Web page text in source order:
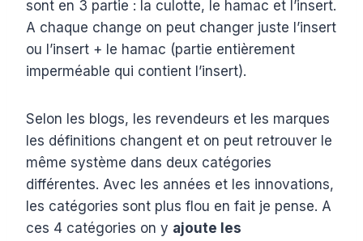
sont en 3 partie : la culotte, le hamac et l’insert.
A chaque change on peut changer juste l’insert
ou l’insert + le hamac (partie entièrement
imperméable qui contient l’insert).
Selon les blogs, les revendeurs et les marques
les définitions changent et on peut retrouver le
même système dans deux catégories
différentes. Avec les années et les innovations,
les catégories sont plus flou en fait je pense. A
ces 4 catégories on y ajoute les